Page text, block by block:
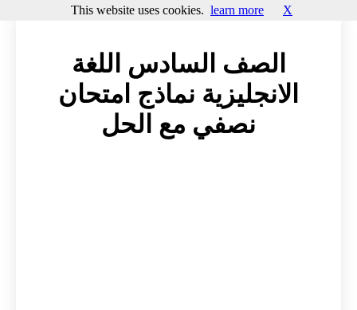
الصف السادس اللغة
الانجليزية نماذج امتحان
نصفي مع الحل
This website uses cookies. learn more X